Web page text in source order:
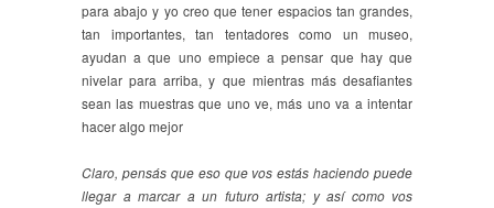
para abajo y yo creo que tener espacios tan grandes,
tan importantes, tan tentadores como un museo,
ayudan a que uno empiece a pensar que hay que
nivelar para arriba, y que mientras más desafiantes
sean las muestras que uno ve, más uno va a intentar
hacer algo mejor
Claro, pensás que eso que vos estás haciendo puede
llegar a marcar a un futuro artista; y así como vos